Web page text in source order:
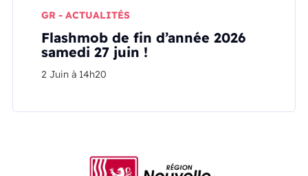
GR - ACTUALITÉS
Flashmob de fin d’année 2026
samedi 27 juin !
2 Juin à 14h20